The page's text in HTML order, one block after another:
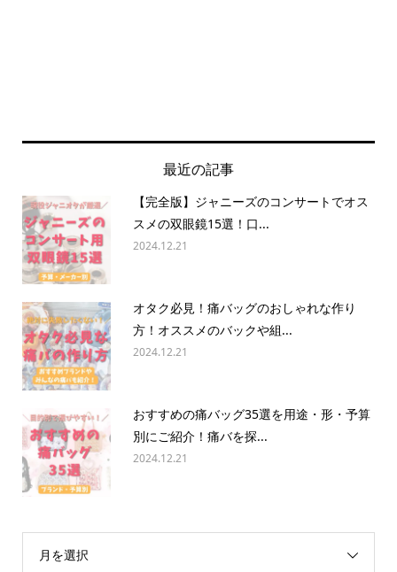
最近の記事
【完全版】ジャニーズのコンサートでオス
スメの双眼鏡15選！口...
2024.12.21
オタク必見！痛バッグのおしゃれな作り
方！オススメのバックや組...
2024.12.21
おすすめの痛バッグ35選を用途・形・予算
別にご紹介！痛バを探...
2024.12.21
月を選択